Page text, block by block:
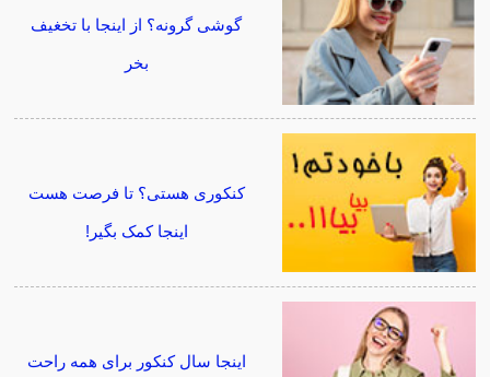
گوشی گرونه؟ از اینجا با تخغیف
بخر
کنکوری هستی؟ تا فرصت هست
اینجا کمک بگیر!
اینجا سال کنکور برای همه راحت